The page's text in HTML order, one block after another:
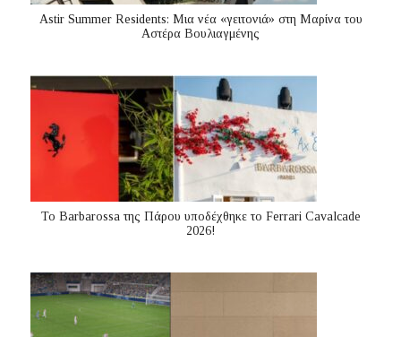
Astir Summer Residents: Μια νέα «γειτονιά» στη Μαρίνα του
Αστέρα Βουλιαγμένης
Το Barbarossa της Πάρου υποδέχθηκε το Ferrari Cavalcade
2026!